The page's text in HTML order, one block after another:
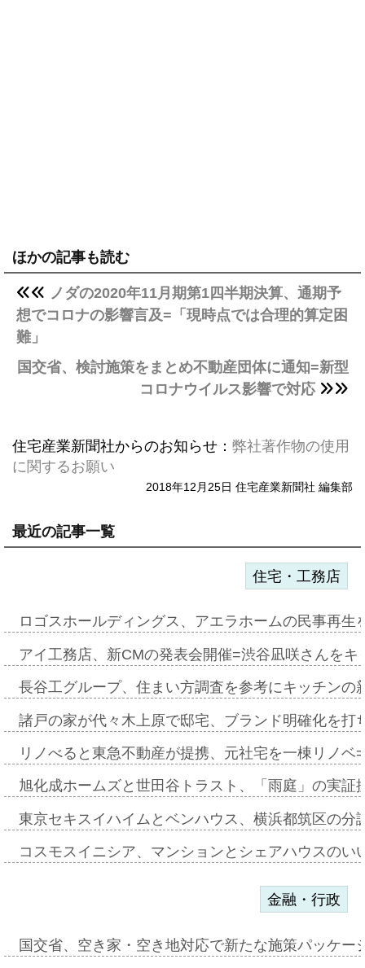
ほかの記事も読む
ノダの2020年11月期第1四半期決算、通期予
想でコロナの影響言及=「現時点では合理的算定困
難」
国交省、検討施策をまとめ不動産団体に通知=新型
コロナウイルス影響で対応
住宅産業新聞社からのお知らせ： 弊社著作物の使用
に関するお願い
2018年12月25日 住宅産業新聞社 編集部
最近の記事一覧
住宅・工務店
ロゴスホールディングス、アエラホームの民事再
アイ工務店、新CMの発表会開催=渋谷凪咲さんを
長谷工グループ、住まい方調査を参考にキッチン
諸戸の家が代々木上原で邸宅、ブランド明確化を
リノべると東急不動産が提携、元社宅を一棟リノ
旭化成ホームズと世田谷トラスト、「雨庭」の実
東京セキスイハイムとベンハウス、横浜都筑区の
コスモスイニシア、マンションとシェアハウスの
金融・行政
国交省、空き家・空き地対応で新たな施策パッケ